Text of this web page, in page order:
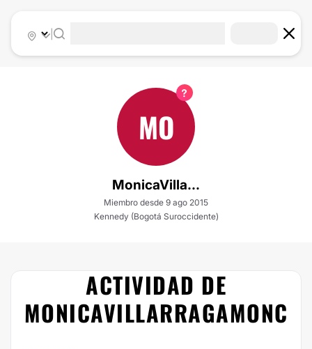
|
MO
MonicaVilla...
Miembro desde 9 ago 2015
Kennedy (Bogotá Suroccidente)
ACTIVIDAD DE
MONICAVILLARRAGAMONC